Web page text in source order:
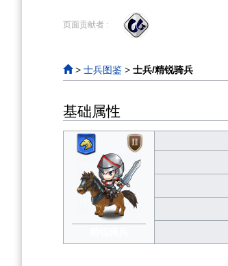
到
到
页面贡献者 :
> 士兵图鉴 > 士兵/精锐骑兵
基础属性